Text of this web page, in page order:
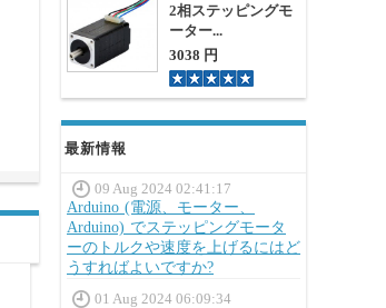
2相ステッピングモ
ーター...
3038 円
最新情報
09 Aug 2024 02:41:17
Arduino (電源、モーター、
Arduino) でステッピングモータ
ーのトルクや速度を上げるにはど
うすればよいですか?
01 Aug 2024 06:09:34